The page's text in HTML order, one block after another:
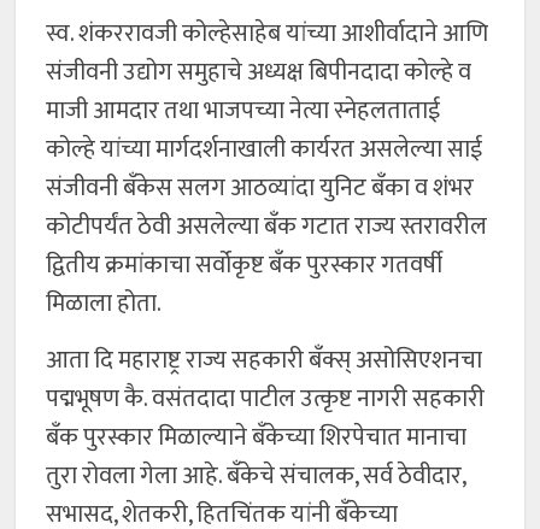
स्व. शंकररावजी कोल्हेसाहेब यांच्या आशीर्वादाने आणि
संजीवनी उद्योग समुहाचे अध्यक्ष बिपीनदादा कोल्हे व
माजी आमदार तथा भाजपच्या नेत्या स्नेहलताताई
कोल्हे यांच्या मार्गदर्शनाखाली कार्यरत असलेल्या साई
संजीवनी बँकेस सलग आठव्यांदा युनिट बँका व शंभर
कोटीपर्यंत ठेवी असलेल्या बँक गटात राज्य स्तरावरील
द्वितीय क्रमांकाचा सर्वोकृष्ट बँक पुरस्कार गतवर्षी
मिळाला होता.
आता दि महाराष्ट्र राज्य सहकारी बँक्स् असोसिएशनचा
पद्मभूषण कै. वसंतदादा पाटील उत्कृष्ट नागरी सहकारी
बँक पुरस्कार मिळाल्याने बँकेच्या शिरपेचात मानाचा
तुरा रोवला गेला आहे. बँकेचे संचालक, सर्व ठेवीदार,
सभासद, शेतकरी, हितचिंतक यांनी बँकेच्या